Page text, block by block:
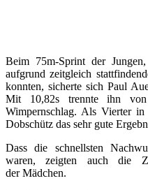
Beim 75m-Sprint der
aufgrund zeitgleich
konnten, sicherte sich Paul
Mit 10,82s trennte ihn
Wimpernschlag. Als Vierter
Dobschütz das sehr gute
Dass die schnellsten
waren, zeigten auch die
der Mädchen.